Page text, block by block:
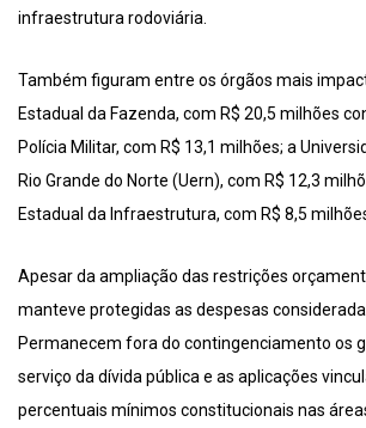
infraestrutura rodoviária.
Também figuram entre os órgãos mais
Estadual da Fazenda, com R$ 20,5 milhões
Polícia Militar, com R$ 13,1 milhões; a
Rio Grande do Norte (Uern), com R$ 12,3
Estadual da Infraestrutura, com R$ 8,5
Apesar da ampliação das restrições
manteve protegidas as despesas
Permanecem fora do contingenciamento os
serviço da dívida pública e as aplicações
percentuais mínimos constitucionais nas